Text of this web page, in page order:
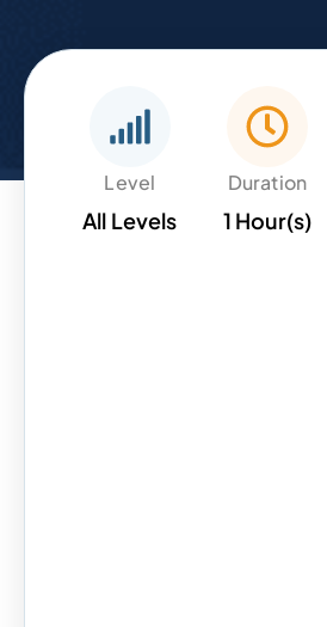
Level
All Levels
Duration
1 Hour(s)